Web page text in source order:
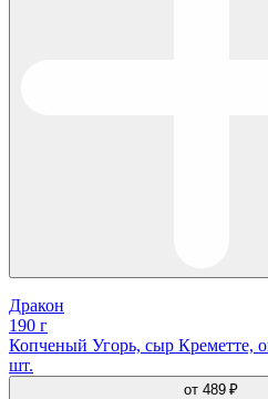
Дракон
190 г
Копченый Угорь, сыр Креметте,
шт.
от 489 ₽